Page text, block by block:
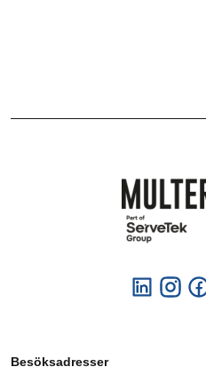
Besöksadresser